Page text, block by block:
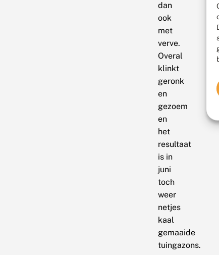
dan
ook
met
verve.
Overal
klinkt
geronk
en
gezoem
en
het
resultaat
is in
juni
toch
weer
netjes
kaal
gemaaide
tuingazons.